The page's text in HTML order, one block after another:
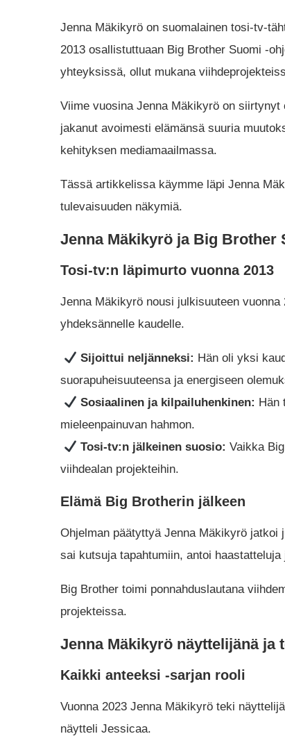
Jenna Mäkikyrö on suomalainen tosi-tv-
2013 osallistuttuaan Big Brother Suomi -
yhteyksissä, ollut mukana
Viime vuosina Jenna Mäkikyrö on siirtynyt
jakanut avoimesti elämänsä suuria
kehityksen mediamaailmassa.
Tässä artikkelissa käymme läpi Jenna
tulevaisuuden näkymiä.
Jenna Mäkikyrö ja Big Brother
Tosi-tv:n läpimurto vuonna 2013
Jenna Mäkikyrö nousi julkisuuteen
yhdeksännelle kaudelle.
Sijoittui neljänneksi: Hän oli yksi
suorapuheisuuteensa ja energiseen
Sosiaalinen ja kilpailuhenkinen: Hän
mieleenpainuvan hahmon.
Tosi-tv:n jälkeinen suosio: Vaikka
viihdealan projekteihin.
Elämä Big Brotherin jälkeen
Ohjelman päätyttyä Jenna Mäkikyrö jatkoi
sai kutsuja tapahtumiin, antoi
Big Brother toimi ponnahduslautana
projekteissa.
Jenna Mäkikyrö näyttelijänä ja
Kaikki anteeksi -sarjan rooli
Vuonna 2023 Jenna Mäkikyrö teki
näytteli Jessicaa.